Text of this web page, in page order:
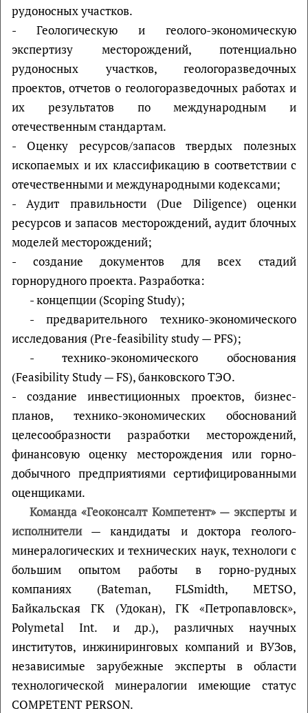
рудоносных участков.
- Геологическую и геолого-экономическую
экспертизу месторождений, потенциально
рудоносных участков, геологоразведочных
проектов, отчетов о геологоразведочных работах и
их результатов по международным и
отечественным стандартам.
- Оценку ресурсов/запасов твердых полезных
ископаемых и их классификацию в соответствии с
отечественными и международными кодексами;
- Аудит правильности (Due Diligence) оценки
ресурсов и запасов месторождений, аудит блочных
моделей месторождений;
- создание документов для всех стадий
горнорудного проекта. Разработка:
- концепции (Scoping Study);
- предварительного технико-экономического
исследования (Pre-feasibility study — PFS);
- технико-экономического обоснования
(Feasibility Study — FS), банковского ТЭО.
- создание инвестиционных проектов, бизнес-
планов, технико-экономических обоснований
целесообразности разработки месторождений,
финансовую оценку месторождения или горно-
добычного предприятиями сертифицированными
оценщиками.
Команда «Геоконсалт Компетент» — эксперты и
исполнители— кандидаты и доктора геолого-
минералогических и технических наук, технологи с
большим опытом работы в горно-рудных
компаниях (Bateman, FLSmidth, METSO,
Байкальская ГК (Удокан), ГК «Петропавловск»,
Polymetal Int. и др.), различных научных
институтов, инжиниринговых компаний и ВУЗов,
независимые зарубежные эксперты в области
технологической минералогии имеющие статус
COMPETENT PERSON.